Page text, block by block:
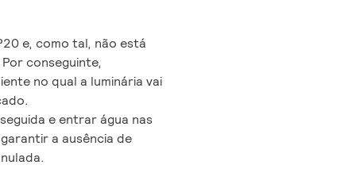
de iluminação. Isto
de forma
amanhã. O
Dado que a tecnologia
que a solução de
inovações que
Por este motivo,
de conetividade e
e, como tal, não está
conseguinte,
no qual a luminária vai
e entrar água nas
a ausência de